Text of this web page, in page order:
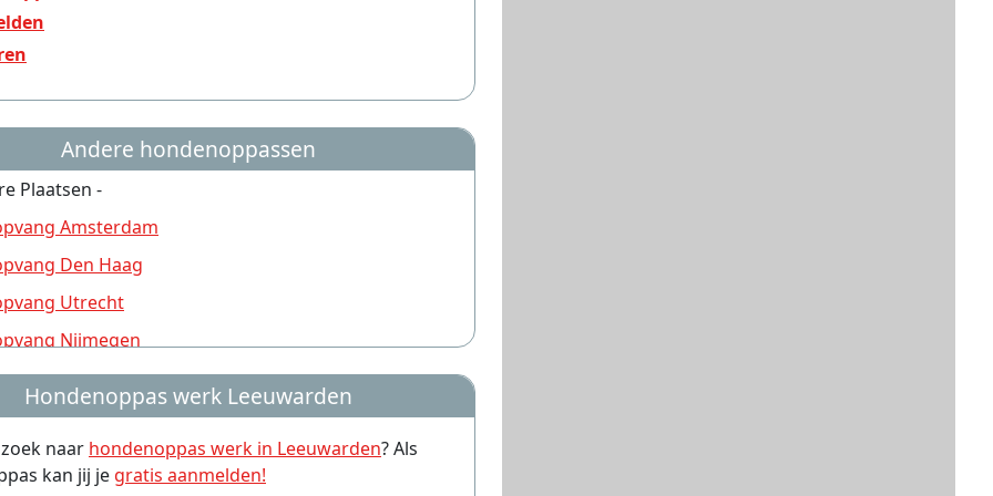
Andere hondenoppassen
Plaatsen -
Amsterdam
Den Haag
Utrecht
Nijmegen
Rotterdam
Groningen
Almere
Amersfoort
Hondenoppas werk Leeuwarden
naar hondenoppas werk in Leeuwarden? Als
kan jij je gratis aanmelden!